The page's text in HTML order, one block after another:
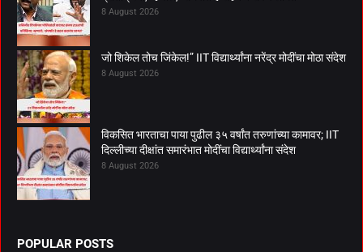
8 August 2026
जो शिकेल तोच जिंकेल!” IIT विद्यार्थ्यांना नरेंद्र मोदींचा मोठा संदेश
8 August 2026
विकसित भारताचा पाया पुढील ३५ वर्षांत तरुणांच्या कामावर; IIT
दिल्लीच्या दीक्षांत समारंभात मोदींचा विद्यार्थ्यांना संदेश
8 August 2026
POPULAR POSTS